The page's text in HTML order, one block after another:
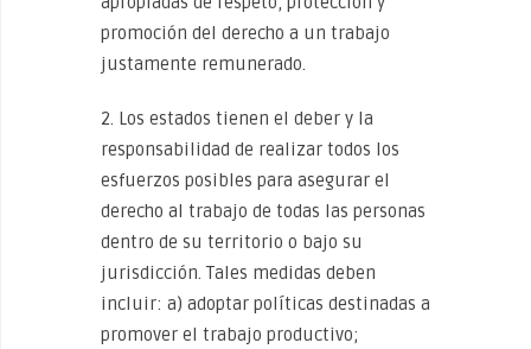
promoción del derecho a un trabajo
justamente remunerado.
2. Los estados tienen el deber y la
responsabilidad de realizar todos los
esfuerzos posibles para asegurar el
derecho al trabajo de todas las personas
dentro de su territorio o bajo su
jurisdicción. Tales medidas deben
incluir: a) adoptar políticas destinadas a
promover el trabajo productivo;